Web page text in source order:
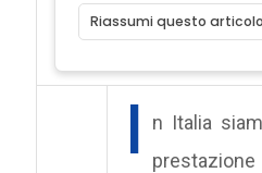
Riassumi questo articolo
I n Italia